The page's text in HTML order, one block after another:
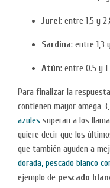
Jurel : entre 1,5 y
Sardina: entre 1,3
Atún: entre 0.5 y 1
Para finalizar la
contienen mayor omega
azules superan a los
quiere decir que los
que también ayuden a
dorada, pescado blanco
ejemplo de pescado